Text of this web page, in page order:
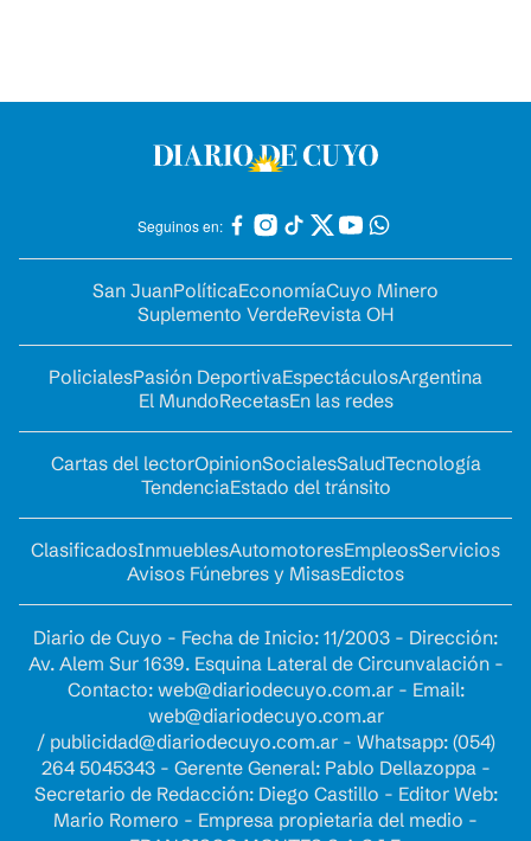
Seguinos en:
San JuanPolíticaEconomíaCuyo Minero
Suplemento VerdeRevista OH
PolicialesPasión DeportivaEspectáculosArgentina
El MundoRecetasEn las redes
Cartas del lectorOpinionSocialesSaludTecnología
TendenciaEstado del tránsito
ClasificadosInmueblesAutomotoresEmpleosServicios
Avisos Fúnebres y MisasEdictos
Diario de Cuyo - Fecha de Inicio: 11/2003 - Dirección:
Av. Alem Sur 1639. Esquina Lateral de Circunvalación -
Contacto: web@diariodecuyo.com.ar- Email:
web@diariodecuyo.com.ar
/ publicidad@diariodecuyo.com.ar- Whatsapp: (054)
264 5045343 - Gerente General: Pablo Dellazoppa -
Secretario de Redacción: Diego Castillo - Editor Web:
Mario Romero - Empresa propietaria del medio -